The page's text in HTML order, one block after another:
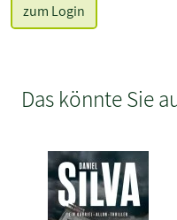
zum Login
Das könnte Sie